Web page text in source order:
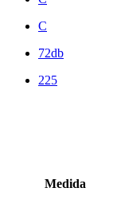
C
72db
225
Medida